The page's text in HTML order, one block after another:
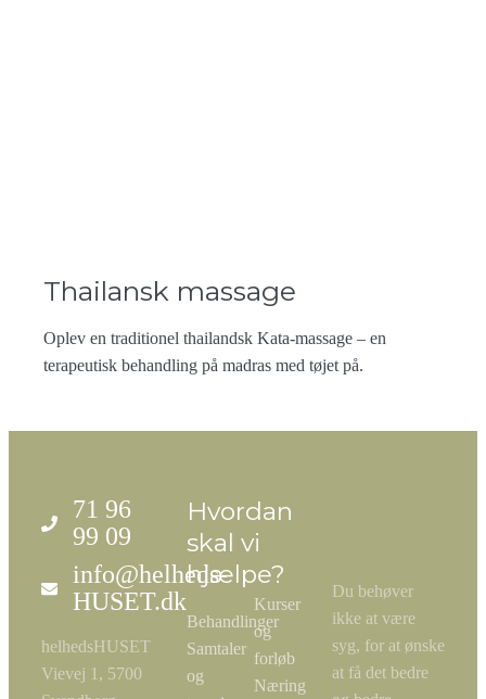
Thailansk massage
Oplev en traditionel thailandsk Kata-massage – en
terapeutisk behandling på madras med tøjet på.
71 96
99 09
info@helheds-
HUSET.dk
helhedsHUSET
Vievej 1, 5700
Hvordan
skal vi
hjælpe?
Behandlinger
Samtaler
og
Kurser
og
forløb
Næring
Du behøver
ikke at være
syg, for at ønske
at få det bedre